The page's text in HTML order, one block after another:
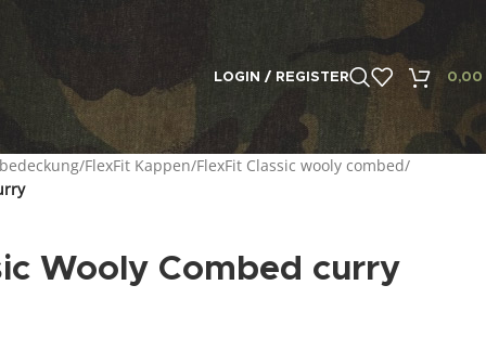
LOGIN / REGISTER 0,00
/FlexFit Kappen/FlexFit Classic wooly combed/
Wooly Combed curry